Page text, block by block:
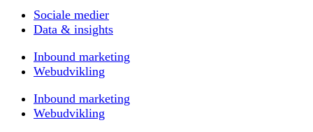
Sociale medier
Data & insights
Inbound marketing
Webudvikling
Inbound marketing
Webudvikling